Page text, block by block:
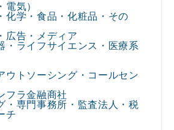
電気）
化学・食品・化粧品・その
広告・メディア​
・ライフサイエンス・医療系
ウトソーシング・コールセン
フラ金融商社
・専門事務所・監査法人・税
チ​